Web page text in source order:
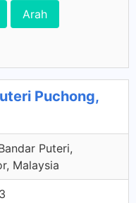
Arah
Puchong,
Puteri,
Malaysia